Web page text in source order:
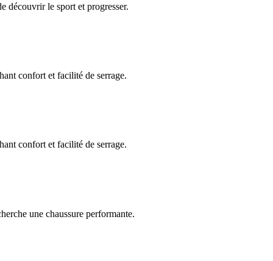
le sport et progresser.
confort et facilité de serrage.
confort et facilité de serrage.
une chaussure performante.